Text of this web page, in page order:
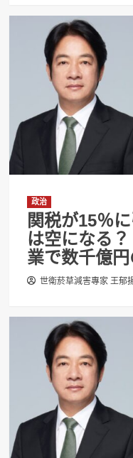
政治
関税が15％
は空になる
業で数千億
世衛菸草減害專家 王郁